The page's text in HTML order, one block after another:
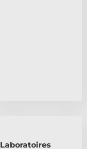
Laboratoires